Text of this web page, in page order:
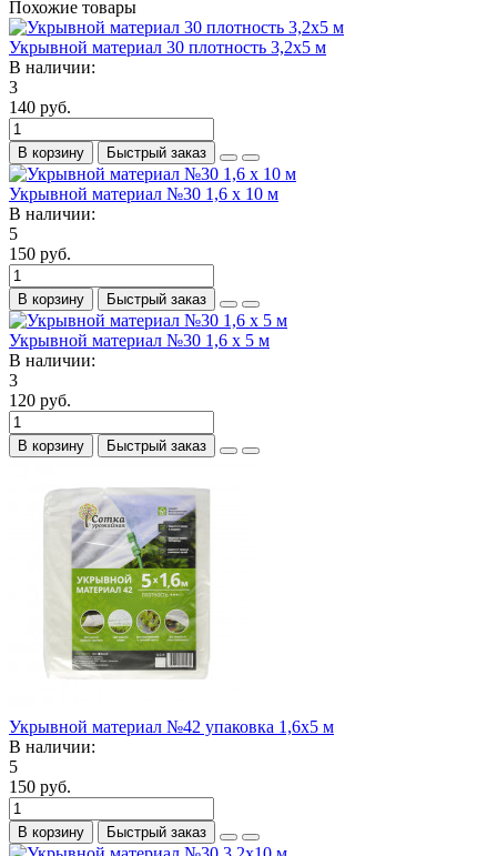
Похожие товары
Укрывной материал 30 плотность 3,2х5 м
В наличии:
3
140 руб.
В корзину Быстрый заказ
Укрывной материал №30 1,6 х 10 м
В наличии:
5
150 руб.
В корзину Быстрый заказ
Укрывной материал №30 1,6 х 5 м
В наличии:
3
120 руб.
В корзину Быстрый заказ
Укрывной материал №42 упаковка 1,6х5 м
В наличии:
5
150 руб.
В корзину Быстрый заказ